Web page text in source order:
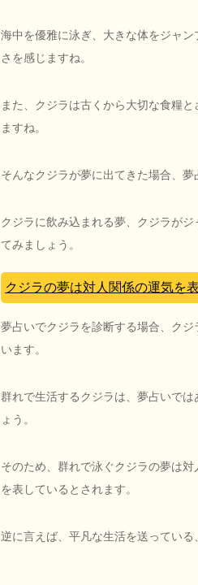
海中を優雅に泳ぎ、大きな体をジャ
さを感じますね。
また、クジラは古くから大切な食糧
ますね。
そんなクジラが夢に出てきた場合、
クジラに飲み込まれる夢、クジラが
てみましょう。
クジラの夢は対人関係の運気を
夢占いでクジラを診断する場合、ク
います。
群れで生活するクジラは、夢占いで
ょう。
そのため、群れで泳ぐクジラの夢は
を表しているとされます。
逆に言えば、平凡な生活を送っている